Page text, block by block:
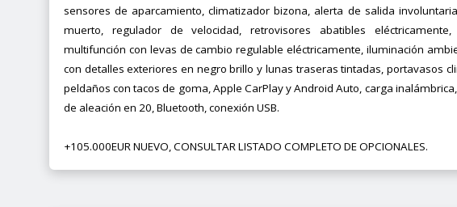
sensores de aparcamiento, climatizador bizona, alerta de salida
muerto, regulador de velocidad, retrovisores abatibles
multifunción con levas de cambio regulable eléctricamente, iluminación
con detalles exteriores en negro brillo y lunas traseras tintadas, portavasos
peldaños con tacos de goma, Apple CarPlay y Android Auto, carga
de aleación en 20, Bluetooth, conexión USB.
+105.000EUR NUEVO, CONSULTAR LISTADO COMPLETO DE OPCIONALES.